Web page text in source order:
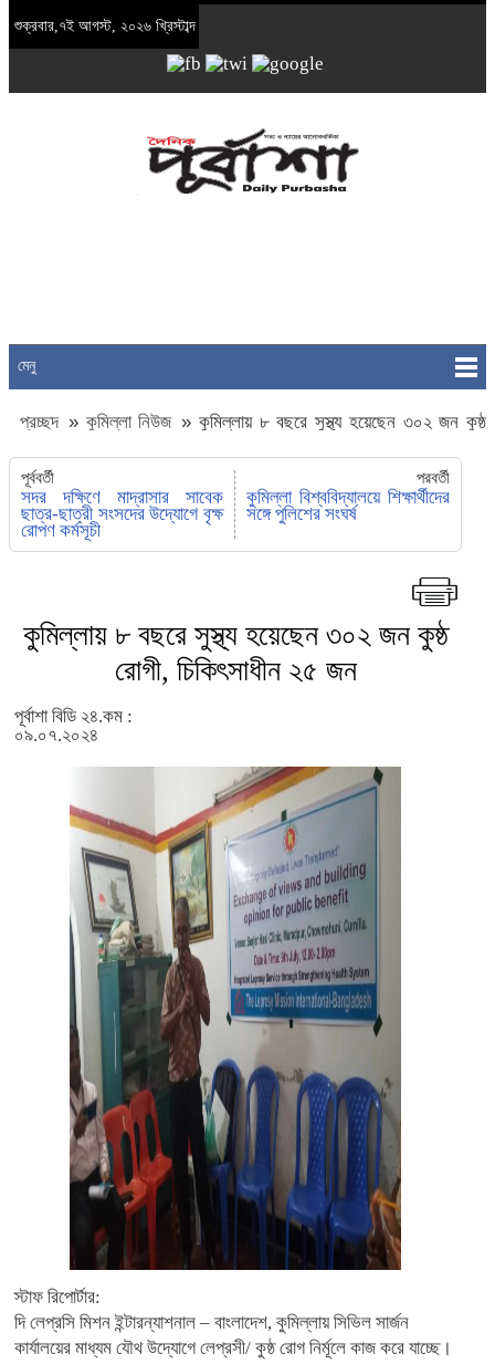
শুক্রবার,৭ই আগস্ট, ২০২৬ খ্রিস্টাব্দ
মেনু
প্রচ্ছদ » কুমিল্লা নিউজ » কুমিল্লায় ৮ বছরে সুস্থ্য হয়েছেন ৩০২ জন কুষ্ঠ
রোগী, চিকিৎসাধীন ২৫ জন
পূর্ববর্তী
সদর দক্ষিণে মাদ্রাসার সাবেক
ছাত্র-ছাত্রী সংসদের উদ্যোগে বৃক্ষ
রোপণ কর্মসূচী
পরবর্তী
কুমিল্লা বিশ্ববিদ্যালয়ে শিক্ষার্থীদের
সঙ্গে পুলিশের সংঘর্ষ
কুমিল্লায় ৮ বছরে সুস্থ্য হয়েছেন ৩০২ জন কুষ্ঠ
রোগী, চিকিৎসাধীন ২৫ জন
পূর্বাশা বিডি ২৪.কম :
০৯.০৭.২০২৪
স্টাফ রিপোর্টার:
দি লেপ্রসি মিশন ইন্টারন্যাশনাল – বাংলাদেশ, কুমিল্লায় সিভিল সার্জন
কার্যালয়ের মাধ্যম যৌথ উদ্যোগে লেপ্রসী/ কুষ্ঠ রোগ নির্মূলে কাজ করে যাচ্ছে।